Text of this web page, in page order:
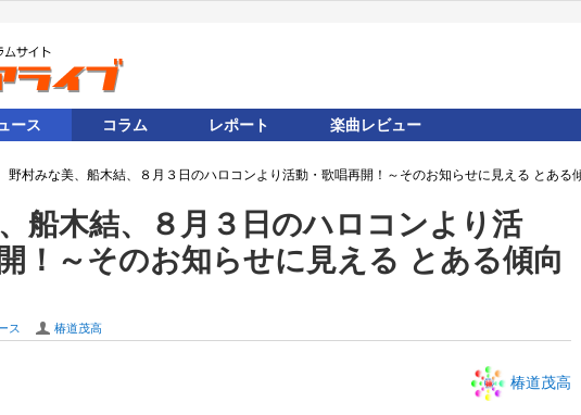
ース コラム レポート 楽曲レビュー
野村みな美、船木結、８月３日のハロコンより活動・歌唱再開！～そのお知らせに見える とある
船木結、８月３日のハロコンより活
！～そのお知らせに見える とある傾向
ス U 椿道茂高
椿道茂高